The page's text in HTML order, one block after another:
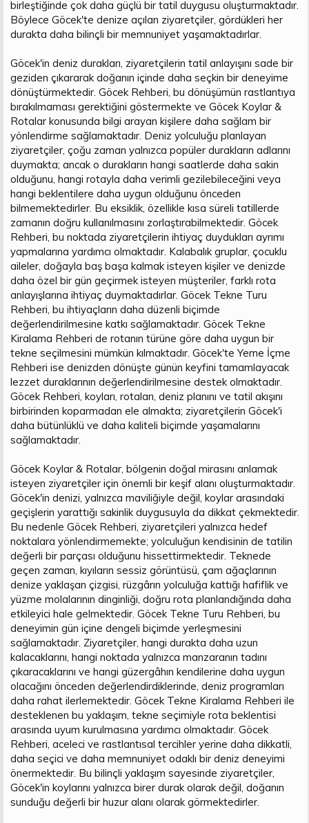
birleştiğinde çok daha güçlü bir tatil duygusu oluşturmaktadır.
Böylece Göcek'te denize açılan ziyaretçiler, gördükleri her
durakta daha bilinçli bir memnuniyet yaşamaktadırlar.
Göcek'in deniz durakları, ziyaretçilerin tatil anlayışını sade bir
geziden çıkararak doğanın içinde daha seçkin bir deneyime
dönüştürmektedir. Göcek Rehberi, bu dönüşümün rastlantıya
bırakılmaması gerektiğini göstermekte ve Göcek Koylar &
Rotalar konusunda bilgi arayan kişilere daha sağlam bir
yönlendirme sağlamaktadır. Deniz yolculuğu planlayan
ziyaretçiler, çoğu zaman yalnızca popüler durakların adlarını
duymakta; ancak o durakların hangi saatlerde daha sakin
olduğunu, hangi rotayla daha verimli gezilebileceğini veya
hangi beklentilere daha uygun olduğunu önceden
bilmemektedirler. Bu eksiklik, özellikle kısa süreli tatillerde
zamanın doğru kullanılmasını zorlaştırabilmektedir. Göcek
Rehberi, bu noktada ziyaretçilerin ihtiyaç duydukları ayrımı
yapmalarına yardımcı olmaktadır. Kalabalık gruplar, çocuklu
aileler, doğayla baş başa kalmak isteyen kişiler ve denizde
daha özel bir gün geçirmek isteyen müşteriler, farklı rota
anlayışlarına ihtiyaç duymaktadırlar. Göcek Tekne Turu
Rehberi, bu ihtiyaçların daha düzenli biçimde
değerlendirilmesine katkı sağlamaktadır. Göcek Tekne
Kiralama Rehberi de rotanın türüne göre daha uygun bir
tekne seçilmesini mümkün kılmaktadır. Göcek'te Yeme İçme
Rehberi ise denizden dönüşte günün keyfini tamamlayacak
lezzet duraklarının değerlendirilmesine destek olmaktadır.
Göcek Rehberi, koyları, rotaları, deniz planını ve tatil akışını
birbirinden koparmadan ele almakta; ziyaretçilerin Göcek'i
daha bütünlüklü ve daha kaliteli biçimde yaşamalarını
sağlamaktadır.
Göcek Koylar & Rotalar, bölgenin doğal mirasını anlamak
isteyen ziyaretçiler için önemli bir keşif alanı oluşturmaktadır.
Göcek'in denizi, yalnızca maviliğiyle değil, koylar arasındaki
geçişlerin yarattığı sakinlik duygusuyla da dikkat çekmektedir.
Bu nedenle Göcek Rehberi, ziyaretçileri yalnızca hedef
noktalara yönlendirmemekte; yolculuğun kendisinin de tatilin
değerli bir parçası olduğunu hissettirmektedir. Teknede
geçen zaman, kıyıların sessiz görüntüsü, çam ağaçlarının
denize yaklaşan çizgisi, rüzgârın yolculuğa kattığı hafiflik ve
yüzme molalarının dinginliği, doğru rota planlandığında daha
etkileyici hale gelmektedir. Göcek Tekne Turu Rehberi, bu
deneyimin gün içine dengeli biçimde yerleşmesini
sağlamaktadır. Ziyaretçiler, hangi durakta daha uzun
kalacaklarını, hangi noktada yalnızca manzaranın tadını
çıkaracaklarını ve hangi güzergâhın kendilerine daha uygun
olacağını önceden değerlendirdiklerinde, deniz programları
daha rahat ilerlemektedir. Göcek Tekne Kiralama Rehberi ile
desteklenen bu yaklaşım, tekne seçimiyle rota beklentisi
arasında uyum kurulmasına yardımcı olmaktadır. Göcek
Rehberi, aceleci ve rastlantısal tercihler yerine daha dikkatli,
daha seçici ve daha memnuniyet odaklı bir deniz deneyimi
önermektedir. Bu bilinçli yaklaşım sayesinde ziyaretçiler,
Göcek'in koylarını yalnızca birer durak olarak değil, doğanın
sunduğu değerli bir huzur alanı olarak görmektedirler.